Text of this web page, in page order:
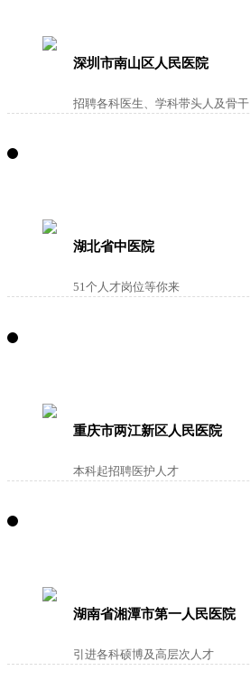
深圳市南山区人民医院
招聘各科医生、学科带头人及骨干
湖北省中医院
51个人才岗位等你来
重庆市两江新区人民医院
本科起招聘医护人才
湖南省湘潭市第一人民医院
引进各科硕博及高层次人才